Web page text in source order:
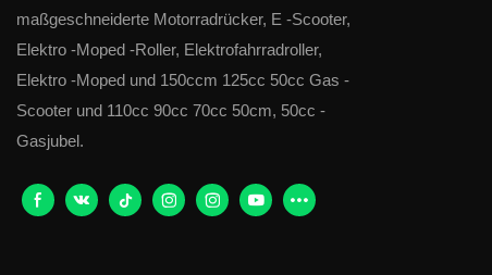
maßgeschneiderte Motorradrücker, E -Scooter,
Elektro -Moped -Roller, Elektrofahrradroller,
Elektro -Moped und 150ccm 125cc 50cc Gas -
Scooter und 110cc 90cc 70cc 50cm, 50cc -
Gasjubel.